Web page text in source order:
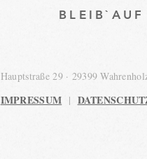
Hauptstraße 29 · 29399
IMPRESSUM |